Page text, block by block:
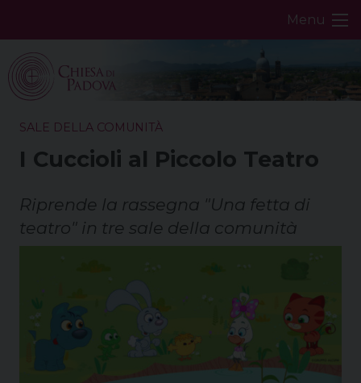
Menu
SALE DELLA COMUNITÀ
I Cuccioli al Piccolo Teatro
Riprende la rassegna "Una fetta di
teatro" in tre sale della comunità